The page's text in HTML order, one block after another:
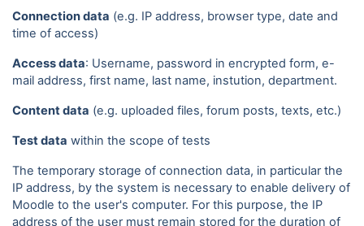
Connection data (e.g. IP address, browser type, date and
time of access)
Access data: Username, password in encrypted form, e-
mail address, first name, last name, instution, department.
Content data (e.g. uploaded files, forum posts, texts, etc.)
Test data within the scope of tests
The temporary storage of connection data, in particular the
IP address, by the system is necessary to enable delivery of
Moodle to the user's computer. For this purpose, the IP
address of the user must remain stored for the duration of